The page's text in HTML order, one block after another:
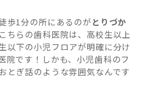
歩1分の所にあるのが とりづか
ちらの歯科医院は、高校生以上
以下の小児フロアが明確に分け
院です！しかも、小児歯科のフ
とぎ話のような雰囲気なんです